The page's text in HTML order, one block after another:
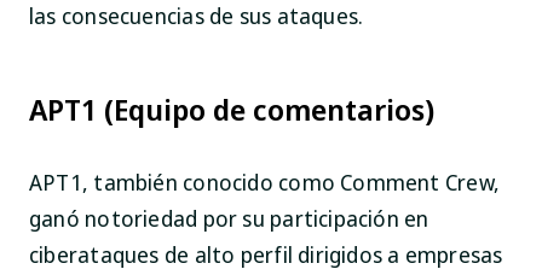
las consecuencias de sus ataques.
APT1 (Equipo de comentarios)
APT1, también conocido como Comment Crew,
ganó notoriedad por su participación en
ciberataques de alto perfil dirigidos a empresas